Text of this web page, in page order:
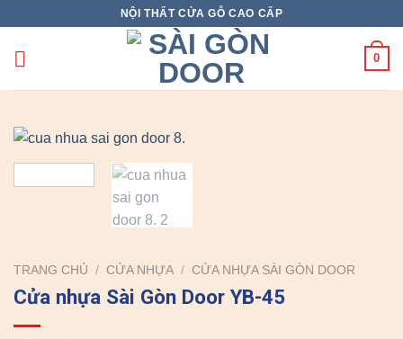
content
NỘI THẤT CỬA GỖ CAO CẤP
0
TRANG CHỦ / CỬA NHỰA / CỬA NHỰA SÀI GÒN DOOR
Cửa nhựa Sài Gòn Door YB-45